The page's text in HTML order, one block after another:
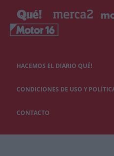
HACEMOS EL DIARIO QUÉ!
CONDICIONES DE USO Y
CONTACTO